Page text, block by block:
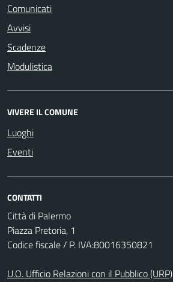
Comunicati
Avvisi
Scadenze
Modulistica
VIVERE IL COMUNE
Luoghi
Eventi
CONTATTI
Città di Palermo
Piazza Pretoria, 1
Codice fiscale / P. IVA:80016350821
U.O. Ufficio Relazioni con il Pubblico (URP)